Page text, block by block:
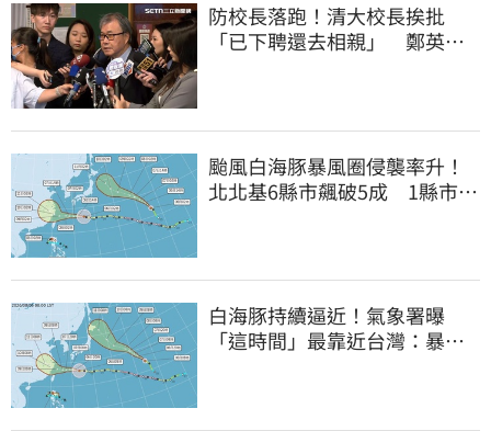
防校長落跑！清大校長挨批
「已下聘還去相親」 鄭英
颱風白海豚暴風圈侵襲率升！
北北基6縣市飆破5成 1縣市
白海豚持續逼近！氣象署曝
「這時間」最靠近台灣：暴風